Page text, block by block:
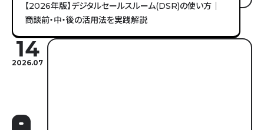
【2026年版】デジタルセールスルーム(DSR)の使い方｜
商談前・中・後の活用法を実践解説
14
2026.07